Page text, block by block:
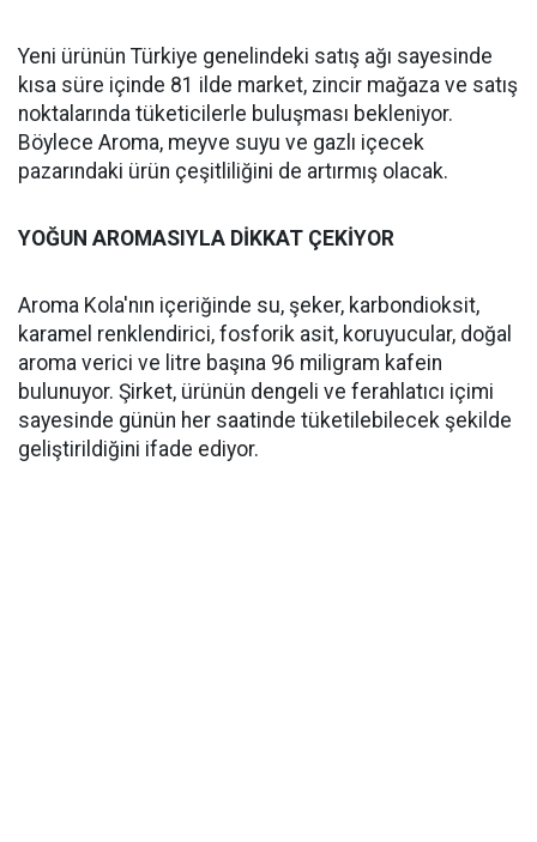
Yeni ürünün Türkiye genelindeki satış ağı sayesinde
kısa süre içinde 81 ilde market, zincir mağaza ve satış
noktalarında tüketicilerle buluşması bekleniyor.
Böylece Aroma, meyve suyu ve gazlı içecek
pazarındaki ürün çeşitliliğini de artırmış olacak.
YOĞUN AROMASIYLA DİKKAT ÇEKİYOR
Aroma Kola'nın içeriğinde su, şeker, karbondioksit,
karamel renklendirici, fosforik asit, koruyucular, doğal
aroma verici ve litre başına 96 miligram kafein
bulunuyor. Şirket, ürünün dengeli ve ferahlatıcı içimi
sayesinde günün her saatinde tüketilebilecek şekilde
geliştirildiğini ifade ediyor.